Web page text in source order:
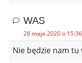
WAS
28 maja 2020 o 15:36
Nie będzie nam tu